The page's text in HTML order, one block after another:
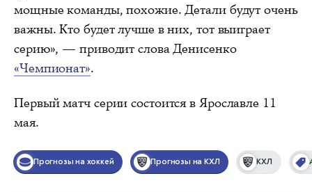
мощные команды, похожие. Детали будут очень
важны. Кто будет лучше в них, тот выиграет
серию», — приводит слова Денисенко
«Чемпионат».
Первый матч серии состоится в Ярославле 11
мая.
Прогнозы на хоккей Прогнозы на КХЛ КХЛ